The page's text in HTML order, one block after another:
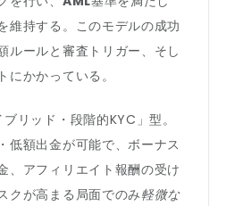
維持する。このモデルの成功
ルールと審査トリガー、そし
にかかっている。
リッド・段階的KYC」型。
低額出金が可能で、ボーナス
、アフィリエイト報酬の受け
クが高まる局面でのみ軽微な